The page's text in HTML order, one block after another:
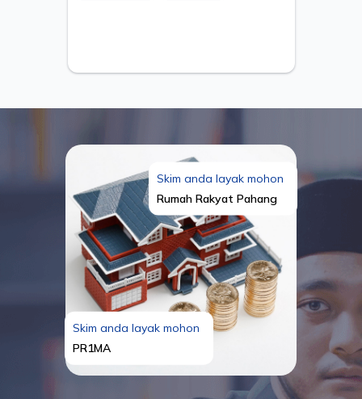
Skim anda layak mohon
Rumah Rakyat Pahang
Skim anda layak mohon
PR1MA